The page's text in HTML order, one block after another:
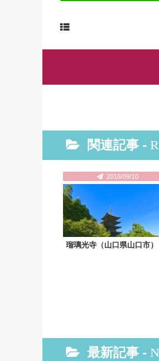
関連記事 -
2018/09/10
瑠璃光寺（山口県山口市）
最新記事 -